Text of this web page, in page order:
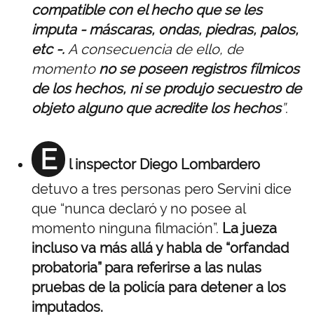
compatible con el hecho que se les
imputa - máscaras, ondas, piedras, palos,
etc -. A consecuencia de ello, de
momento no se poseen registros fílmicos
de los hechos, ni se produjo secuestro de
objeto alguno que acredite los hechos”.
E
l inspector Diego Lombardero
detuvo a tres personas pero Servini dice
que “nunca declaró y no posee al
momento ninguna filmación”. La jueza
incluso va más allá y habla de “orfandad
probatoria” para referirse a las nulas
pruebas de la policía para detener a los
imputados.